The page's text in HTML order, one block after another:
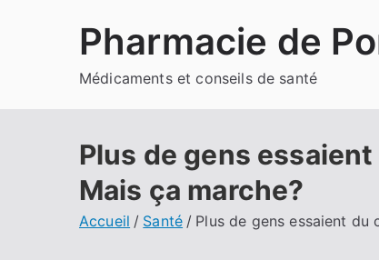
Pharmacie de
Médicaments et conseils de santé
Plus de gens
Mais ça marche?
Accueil Santé Plus de gens essaient du